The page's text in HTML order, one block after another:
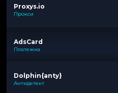
Proxys.io
Прокси
AdsCard
Платежка
Dolphin{anty}
Антидетект